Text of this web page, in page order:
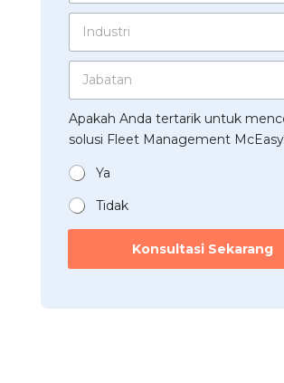
t
A
p
*
*
r
a
a
n
*
I
d
r
i
J
b
a
t
n
Apakah Anda tertarik untuk
solusi Fleet Management
Ya
Tidak
*
Konsultasi Sekarang